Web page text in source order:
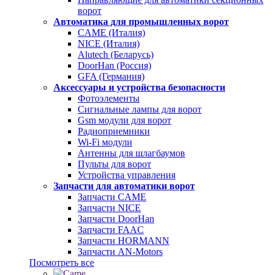
ворот
Автоматика для промышленных ворот
CAME (Италия)
NICE (Италия)
Alutech (Беларусь)
DoorHan (Россия)
GFA (Германия)
Аксессуары и устройства безопасности
Фотоэлементы
Сигнальные лампы для ворот
Gsm модули для ворот
Радиоприемники
Wi-Fi модули
Антенны для шлагбаумов
Пульты для ворот
Устройства управления
Запчасти для автоматики ворот
Запчасти CAME
Запчасти NICE
Запчасти DoorHan
Запчасти FAAC
Запчасти HORMANN
Запчасти AN-Motors
Посмотреть все